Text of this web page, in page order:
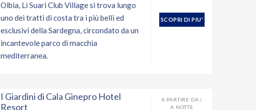
Olbia, Li Suari Club Village si trova lungo
uno dei tratti di costa tra i più belli ed
esclusivi della Sardegna, circondato da un
incantevole parco di macchia
mediterranea.
SCOPRI DI PIU'
I Giardini di Cala Ginepro Hotel
Resort
A PARTIRE DA /
A NOTTE